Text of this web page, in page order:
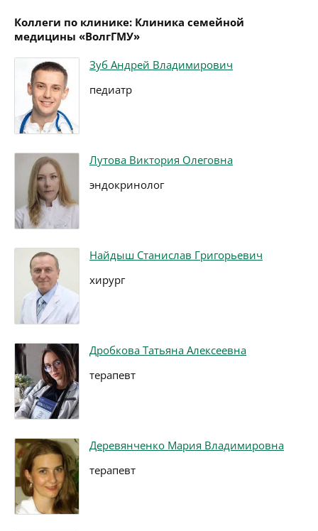
Коллеги по клинике: Клиника семейной
медицины «ВолгГМУ»
Зуб Андрей Владимирович
педиатр
Лутова Виктория Олеговна
эндокринолог
Найдыш Станислав Григорьевич
хирург
Дробкова Татьяна Алексеевна
терапевт
Деревянченко Мария Владимировна
терапевт